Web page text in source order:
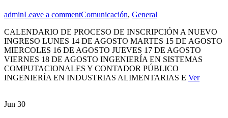
adminLeave a commentComunicación, General
CALENDARIO DE PROCESO DE INSCRIPCIÓN A NUEVO
INGRESO LUNES 14 DE AGOSTO MARTES 15 DE AGOSTO
MIERCOLES 16 DE AGOSTO JUEVES 17 DE AGOSTO
VIERNES 18 DE AGOSTO INGENIERÍA EN SISTEMAS
COMPUTACIONALES Y CONTADOR PÚBLICO
INGENIERÍA EN INDUSTRIAS ALIMENTARIAS E Ver
Jun 30